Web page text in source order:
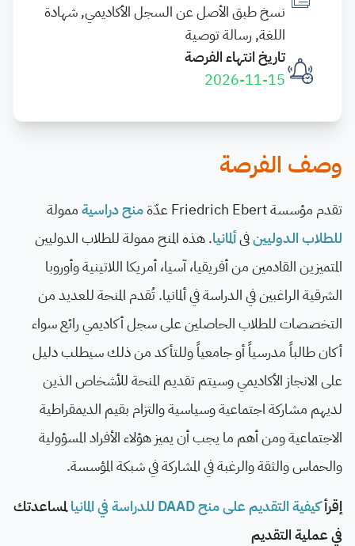
نسخ طبق الأصل عن السجل الأكاديمي, شهادة
اللغة, رسالة توصية
تاريخ انتهاء الفرصة
2026-11-15
وصف الفرصة
تقدم مؤسسة Friedrich Ebert عدّة منح دراسيةممولة
للطلاب الدوليينفىألمانيا. هذه المنح ممولة للطلاب الدوليين
المتميزين القادمين من أفريقيا، آسيا، أمريكا اللاتينية وأوروبا
الشرقية الراغبين في الدراسة في ألمانيا. تُقدم المنحة للعديد من
التخصصات للطلاب الحاصلين على سجل أكاديمي رائع سواء
أكان طالباً مدرسياً أو جامعياً وللتأكد من ذلك سيطلب دليل
على الانجاز الأكاديمي وسيتم تقديم المنحة للأشخاص الذين
لديهم مشاركة اجتماعية وسياسية والتزام بقيم الديمقراطية
الاجتماعية ومن أهم ما يجب أن يميز هؤلاء الأفراد المسؤولية
والحماس والثقة والرغبة في المشاركة في شبكة المؤسسة.
إقرأكيفية التقديم على منح DAAD للدراسة في المانيا
لمساعدتك
في عملية التقديم